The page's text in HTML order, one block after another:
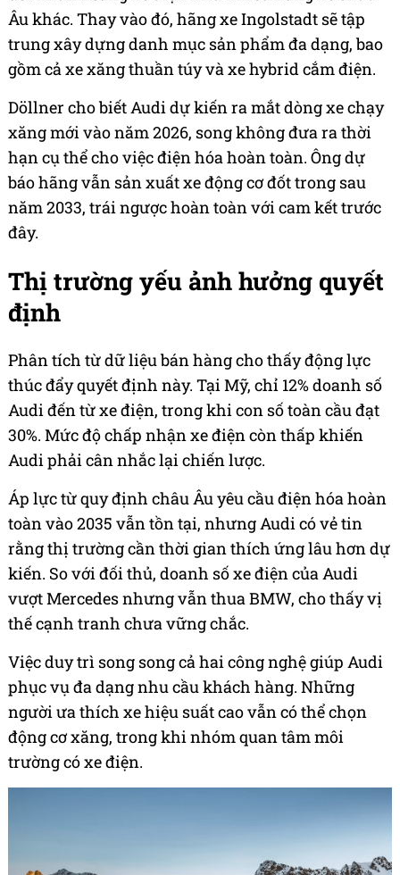
Âu khác. Thay vào đó, hãng xe Ingolstadt sẽ tập
trung xây dựng danh mục sản phẩm đa dạng, bao
gồm cả xe xăng thuần túy và xe hybrid cắm điện.
Döllner cho biết Audi dự kiến ra mắt dòng xe chạy
xăng mới vào năm 2026, song không đưa ra thời
hạn cụ thể cho việc điện hóa hoàn toàn. Ông dự
báo hãng vẫn sản xuất xe động cơ đốt trong sau
năm 2033, trái ngược hoàn toàn với cam kết trước
đây.
Thị trường yếu ảnh hưởng quyết
định
Phân tích từ dữ liệu bán hàng cho thấy động lực
thúc đẩy quyết định này. Tại Mỹ, chỉ 12% doanh số
Audi đến từ xe điện, trong khi con số toàn cầu đạt
30%. Mức độ chấp nhận xe điện còn thấp khiến
Audi phải cân nhắc lại chiến lược.
Áp lực từ quy định châu Âu yêu cầu điện hóa hoàn
toàn vào 2035 vẫn tồn tại, nhưng Audi có vẻ tin
rằng thị trường cần thời gian thích ứng lâu hơn dự
kiến. So với đối thủ, doanh số xe điện của Audi
vượt Mercedes nhưng vẫn thua BMW, cho thấy vị
thế cạnh tranh chưa vững chắc.
Việc duy trì song song cả hai công nghệ giúp Audi
phục vụ đa dạng nhu cầu khách hàng. Những
người ưa thích xe hiệu suất cao vẫn có thể chọn
động cơ xăng, trong khi nhóm quan tâm môi
trường có xe điện.